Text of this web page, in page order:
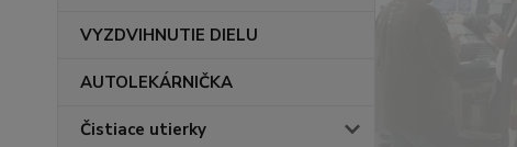
VYZDVIHNUTIE DIELU
AUTOLEKÁRNIČKA
Čistiace utierky